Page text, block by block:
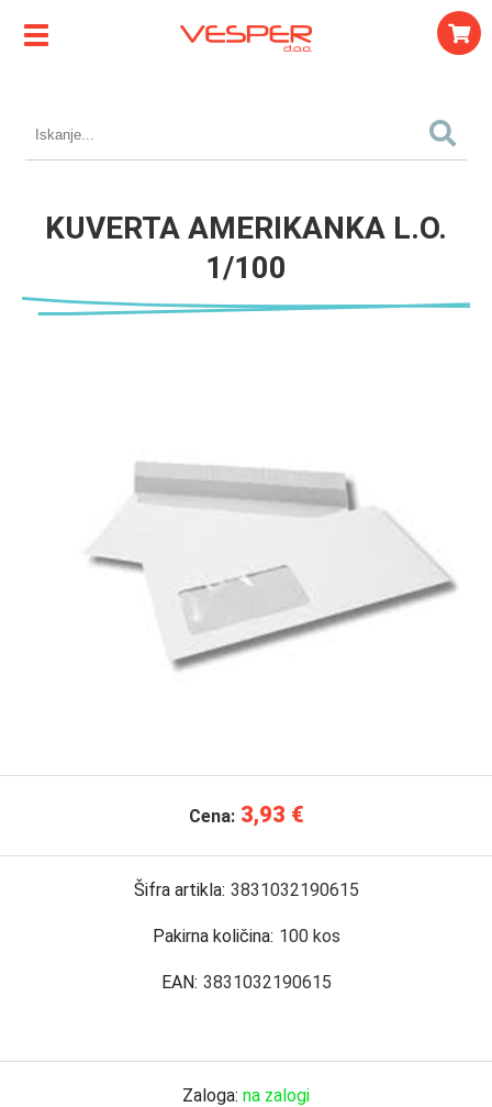
KUVERTA AMERIKANKA L.O.
1/100
Cena: 3,93 €
Šifra artikla: 3831032190615
Pakirna količina: 100 kos
EAN: 3831032190615
Zaloga: na zalogi